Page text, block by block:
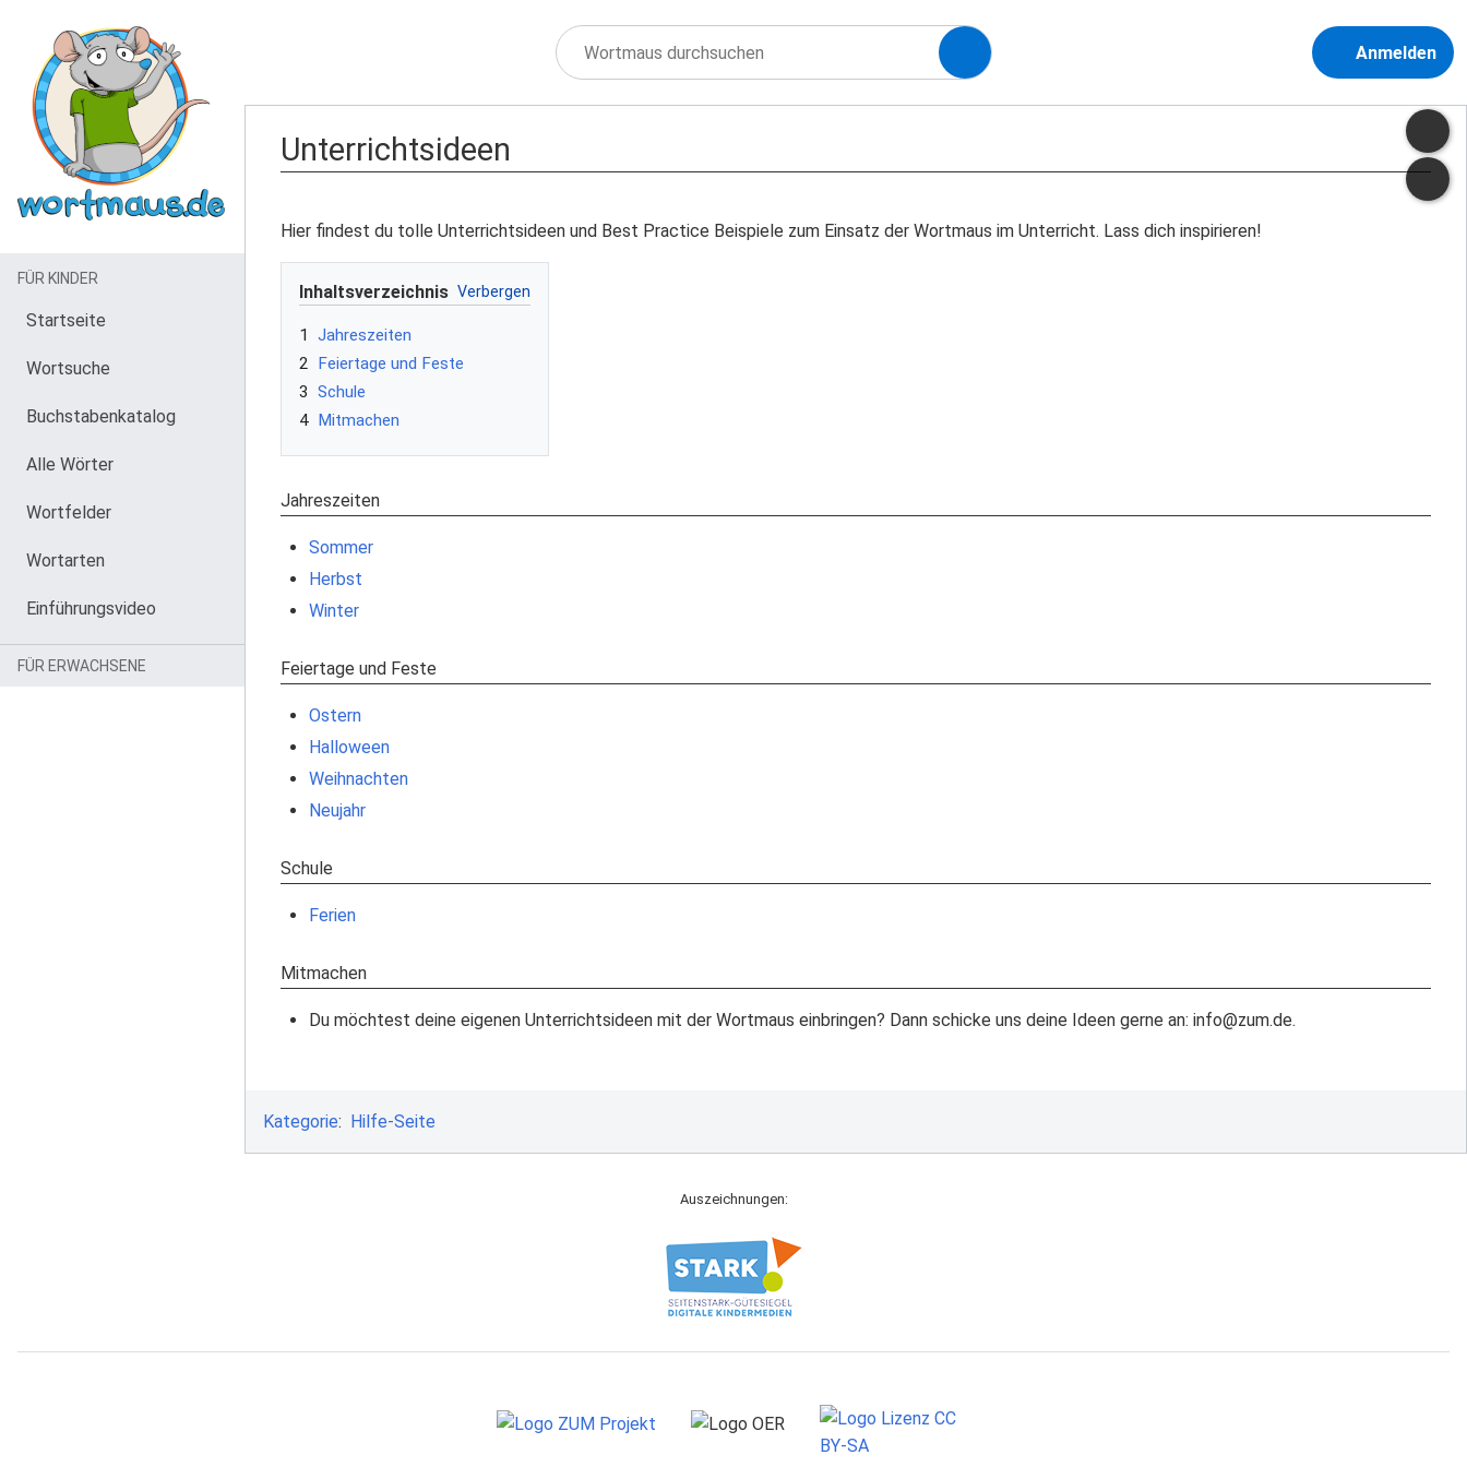
Anmelden
Unterrichtsideen
Hier findest du tolle Unterrichtsideen und Best Practice Beispiele zum Einsatz der Wortmaus im Unterricht. Lass dich inspirieren!
Inhaltsverzeichnis
1
Jahreszeiten
2 Feiertage und Feste
3 Schule
4 Mitmachen
Jahreszeiten
Sommer
Herbst
Winter
Feiertage und Feste
Ostern
Halloween
Weihnachten
Neujahr
Schule
Ferien
Mitmachen
Du möchtest deine eigenen Unterrichtsideen mit der Wortmaus einbringen? Dann schicke uns deine Ideen gerne an: info@zum.de.
Kategorie: Hilfe-Seite
FÜR KINDER
Startseite
Wortsuche
Buchstabenkatalog
Alle Wörter
Wortfelder
Wortarten
Einführungsvideo
FÜR ERWACHSENE
Auszeichnungen: